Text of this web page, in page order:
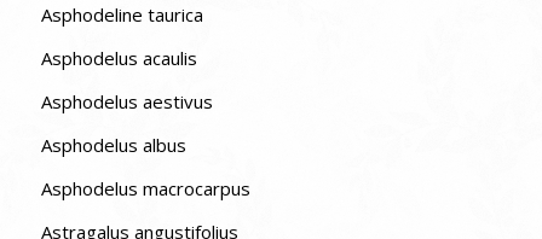
Asphodeline taurica
Asphodelus acaulis
Asphodelus aestivus
Asphodelus albus
Asphodelus macrocarpus
Astragalus angustifolius